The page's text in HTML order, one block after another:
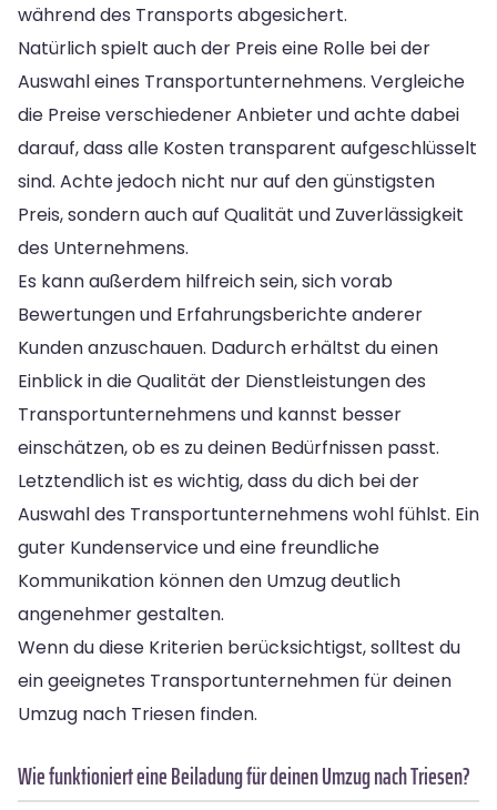
während des Transports abgesichert.
Natürlich spielt auch der Preis eine Rolle bei der
Auswahl eines Transportunternehmens. Vergleiche
die Preise verschiedener Anbieter und achte dabei
darauf, dass alle Kosten transparent aufgeschlüsselt
sind. Achte jedoch nicht nur auf den günstigsten
Preis, sondern auch auf Qualität und Zuverlässigkeit
des Unternehmens.
Es kann außerdem hilfreich sein, sich vorab
Bewertungen und Erfahrungsberichte anderer
Kunden anzuschauen. Dadurch erhältst du einen
Einblick in die Qualität der Dienstleistungen des
Transportunternehmens und kannst besser
einschätzen, ob es zu deinen Bedürfnissen passt.
Letztendlich ist es wichtig, dass du dich bei der
Auswahl des Transportunternehmens wohl fühlst. Ein
guter Kundenservice und eine freundliche
Kommunikation können den Umzug deutlich
angenehmer gestalten.
Wenn du diese Kriterien berücksichtigst, solltest du
ein geeignetes Transportunternehmen für deinen
Umzug nach Triesen finden.
Wie funktioniert eine Beiladung für deinen Umzug nach Triesen?